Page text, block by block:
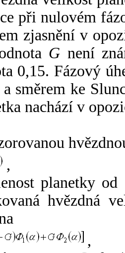
při nulovém
zjasnění v
G není
0,15. Fázový
směrem ke
nachází v
,
planetky od
hvězdná
,